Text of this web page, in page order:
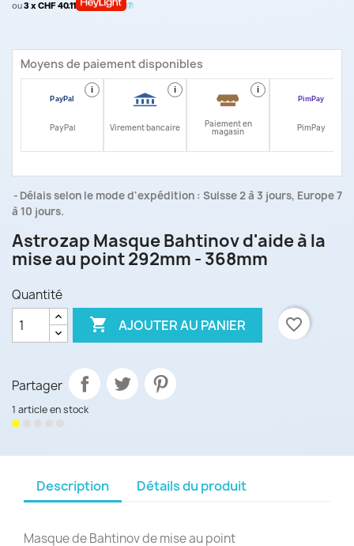
ou3 x CHF 40.11
Moyens de paiement disponibles
i
PayPal
i
Virement bancaire
i
Paiement en
magasin PimPay
Délais selon le mode d'expédition : Suisse 2 à 3 jours, Europe 7
à 10 jours.
Astrozap Masque Bahtinov d'aide à la
mise au point 292mm - 368mm
Quantité
 AJOUTER AU PANIER favorite_border
Partager
1 article en stock
Description Détails du produit
Masque de Bahtinov de mise au point